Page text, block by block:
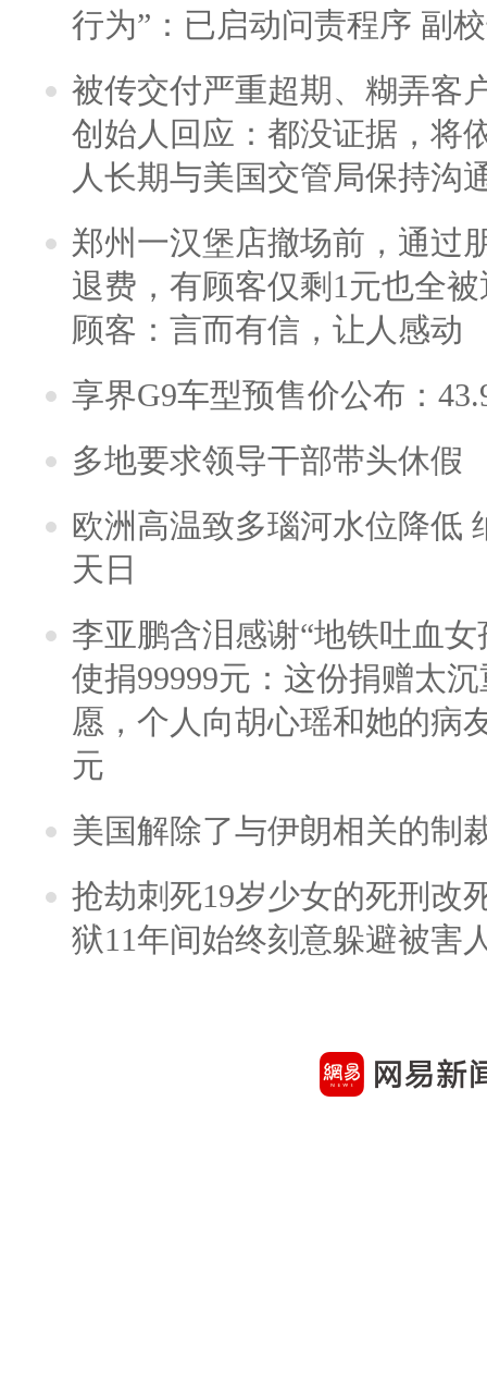
行为”：已启动问责程序 副
被传交付严重超期、糊弄客
创始人回应：都没证据，将
人长期与美国交管局保持沟
郑州一汉堡店撤场前，通过
退费，有顾客仅剩1元也全
顾客：言而有信，让人感动
享界G9车型预售价公布：
多地要求领导干部带头休假
欧洲高温致多瑙河水位降低
天日
李亚鹏含泪感谢“地铁吐血
使捐99999元：这份捐赠太
愿，个人向胡心瑶和她的病
元
美国解除了与伊朗相关的制
抢劫刺死19岁少女的死刑改
狱11年间始终刻意躲避被害